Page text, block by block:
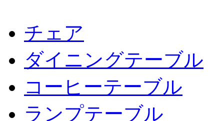
チェア
ダイニングテーブル
コーヒーテーブル
ランプテーブル